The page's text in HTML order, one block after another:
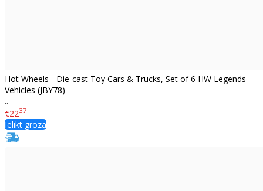
Hot Wheels - Die-cast Toy Cars & Trucks, Set of 6 HW Legends
Vehicles (JBY78)
..
€2237
Ielikt grozā